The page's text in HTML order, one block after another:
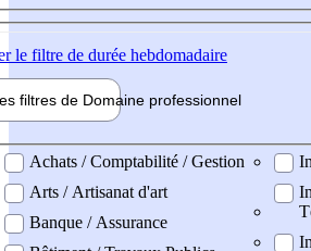
le filtre de durée hebdomadaire
filtres de Domaine professionnel
professionel
Achats / Comptabilité / Gestion
Arts / Artisanat d'art
Banque / Assurance